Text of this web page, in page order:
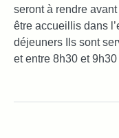
seront à rendre
être accueillis dans
déjeuners Ils sont
et entre 8h30 et